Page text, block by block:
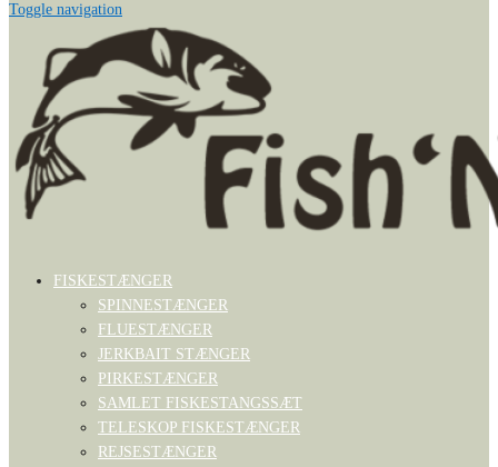
Toggle navigation
FISKESTÆNGER
SPINNESTÆNGER
FLUESTÆNGER
JERKBAIT STÆNGER
PIRKESTÆNGER
SAMLET FISKESTANGSSÆT
TELESKOP FISKESTÆNGER
REJSESTÆNGER